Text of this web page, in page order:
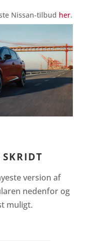
Nissan-tilbud her.
version af
nedenfor og
muligt.